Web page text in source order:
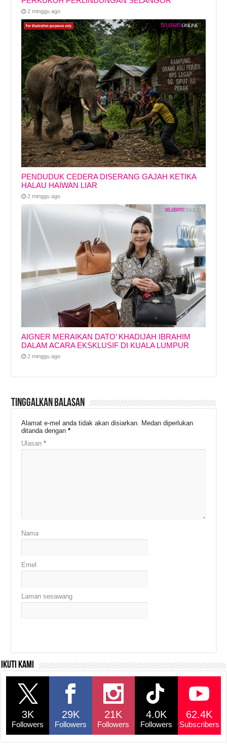
2 minggu ago
PENDUDUK CEDERA DISERANG GAJAH KETIKA
HALAU HAIWAN LIAR
2 minggu ago
AIGNER MERAIKAN DATO’ KHADIJAH IBRAHIM
DALAM ACARA EKSKLUSIF DI KUALA LUMPUR
2 minggu ago
Tinggalkan Balasan
Alamat e-mel anda tidak akan disiarkan. Medan diperlukan
ditanda dengan*
Ulasan*
Nama
Emel
Laman sesawang
Ikuti kami
3K
Followers
29K
Followers
21K
Followers
4.0K
Followers
62.4K
Subscribers